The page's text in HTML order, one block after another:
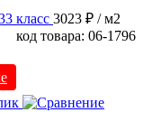
класс 3023 ₽ / м2
код товара: 06-1796